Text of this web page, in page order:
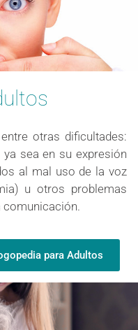
otras dificultades:
sea en su expresión
al mal uso de la voz
u otros problemas
para Adultos